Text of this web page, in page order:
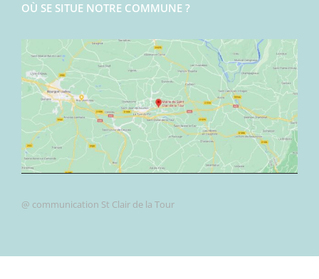
OÙ SE SITUE NOTRE COMMUNE ?
@ communication St Clair de la Tour